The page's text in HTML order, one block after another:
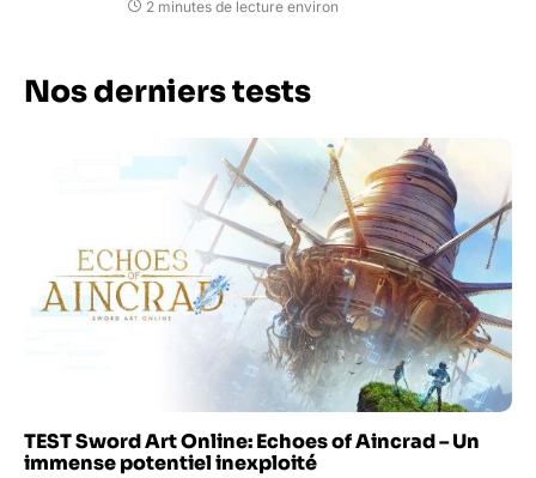
2 minutes de lecture environ
Nos derniers tests
TEST Sword Art Online: Echoes of Aincrad – Un
immense potentiel inexploité